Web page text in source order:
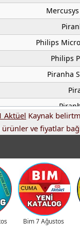
Philips
Philips
Piranha
SEG SNF
SEG
Singer
Arzum
Arzum
Aktüel Kaynak
ve fiyatlar
Bim 7 Ağustos